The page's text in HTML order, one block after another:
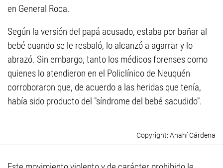
en General Roca.
Según la versión del papá acusado, estaba por bañar al
bebé cuando se le resbaló, lo alcanzó a agarrar y lo
abrazó. Sin embargo, tanto los médicos forenses como
quienes lo atendieron en el Policlínico de Neuquén
corroboraron que, de acuerdo a las heridas que tenía,
había sido producto del "síndrome del bebé sacudido".
Anahí Cárdena